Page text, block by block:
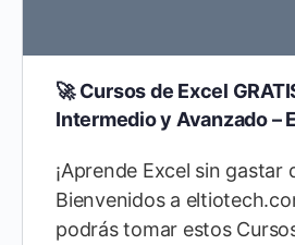
🚀 Cursos de Excel
Intermedio y Avanzado –
¡Aprende Excel sin gastar
Bienvenidos a
podrás tomar estos